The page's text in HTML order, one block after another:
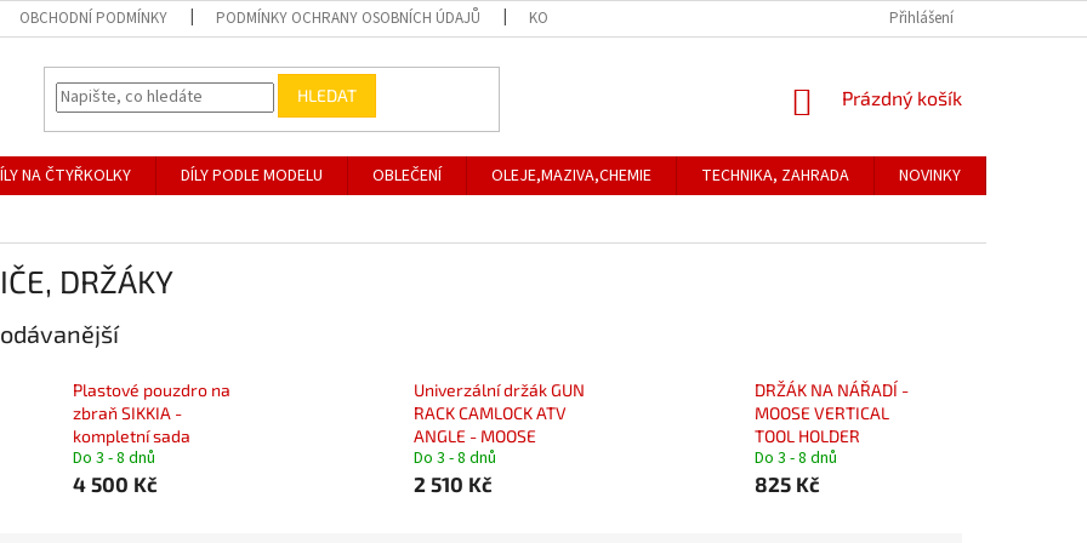
OBCHODNÍ PODMÍNKY PODMÍNKY OCHRANY OSOBNÍCH ÚDAJŮ KONTAKTNÍ ÚDAJE Přihlášení
HLEDAT
NÁKUPNÍ
Prázdný košík
NA ČTYŘKOLKY DÍLY PODLE MODELU OBLEČENÍ OLEJE,MAZIVA,CHEMIE TECHNIKA, ZAHRADA NOVINKY
DRŽÁKY
Plastové pouzdro na
zbraň SIKKIA -
kompletní sada
Do 3 - 8 dnů
4 500 Kč
Univerzální držák GUN
RACK CAMLOCK ATV
ANGLE - MOOSE
Do 3 - 8 dnů
2 510 Kč
DRŽÁK NA NÁŘADÍ -
MOOSE VERTICAL
TOOL HOLDER
Do 3 - 8 dnů
825 Kč